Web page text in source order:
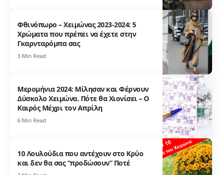
Φθινόπωρο – Χειμώνας 2023-2024: 5
Χρώματα που πρέπει να έχετε στην
Γκαρνταρόμπα σας
3 Min Read
Μερομήνια 2024: Μίλησαν και Φέρνουν
Δύσκολο Χειμώνα. Πότε θα Χιονίσει – Ο
Καιρός Μέχρι τον Απρίλη
6 Min Read
10 Λουλούδια που αντέχουν στο Κρύο
και δεν θα σας “προδώσουν” Ποτέ